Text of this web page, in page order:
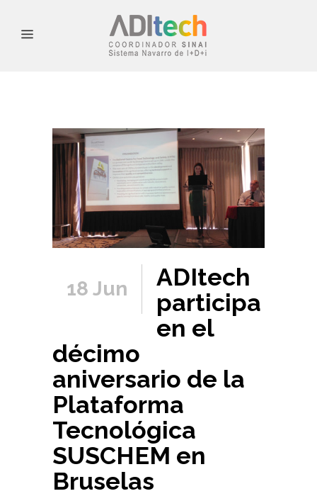
18 Jun
ADItech
participa
en el
décimo
aniversario de la
Plataforma
Tecnológica
SUSCHEM en
Bruselas